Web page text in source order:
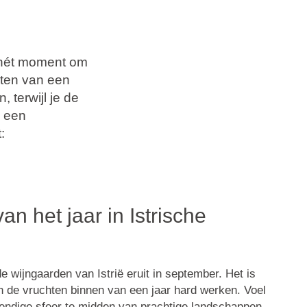
moment om
van een
terwijl je de
een
het jaar in Istrische
wijngaarden van Istrië eruit in september. Het is
vruchten binnen van een jaar hard werken. Voel